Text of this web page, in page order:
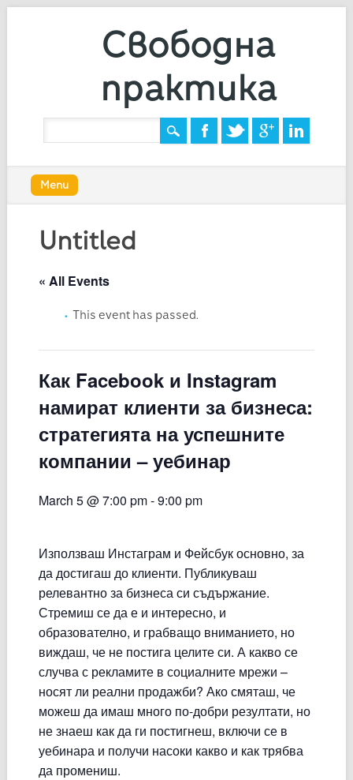
Свободна
практика
Main menu
content
Menu
Untitled
« All Events
This event has passed.
Как Facebook и Instagram
намират клиенти за бизнеса:
стратегията на успешните
компании – уебинар
March 5 @ 7:00 pm-9:00 pm
Използваш Инстаграм и Фейсбук основно, за
да достигаш до клиенти. Публикуваш
релевантно за бизнеса си съдържание.
Стремиш се да е и интересно, и
образователно, и грабващо вниманието, но
виждаш, че не постига целите си. А какво се
случва с рекламите в социалните мрежи –
носят ли реални продажби? Ако смяташ, че
можеш да имаш много по-добри резултати, но
не знаеш как да ги постигнеш, включи се в
уебинара и получи насоки какво и как трябва
да промениш.